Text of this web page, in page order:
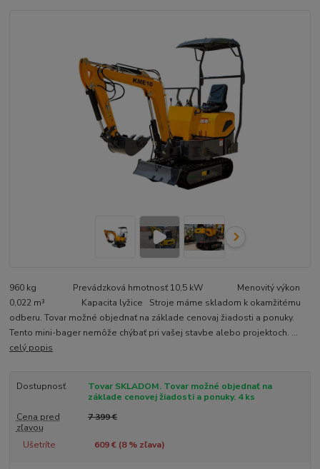
960 kg Prevádzková hmotnosť 10,5 kW Menovitý výkon
0,022 m³ Kapacita lyžice Stroje máme skladom k okamžitému
odberu. Tovar možné objednať na základe cenovaj žiadosti a ponuky.
Tento mini-bager nemôže chýbať pri vašej stavbe alebo projektoch. ...
celý popis
Dostupnosť
Tovar SKLADOM. Tovar možné objednať na
základe cenovej žiadosti a ponuky. 4 ks
Cena pred
zľavou
7 399 €
Ušetríte 609 € (8% zľava)